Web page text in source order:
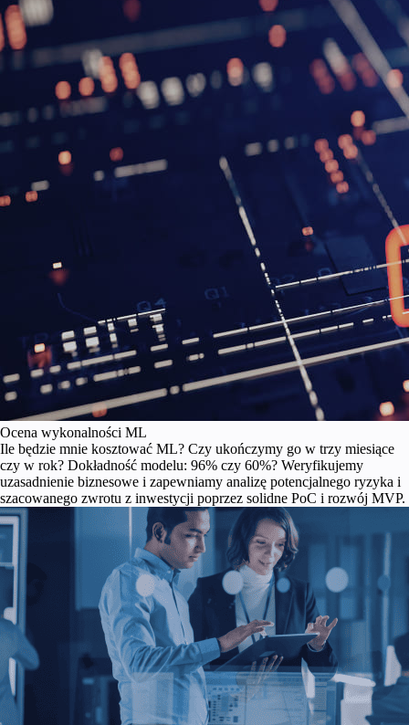
Ocena wykonalności ML
Ile będzie mnie kosztować ML? Czy ukończymy go w trzy miesiące
czy w rok? Dokładność modelu: 96% czy 60%? Weryfikujemy
uzasadnienie biznesowe i zapewniamy analizę potencjalnego ryzyka i
szacowanego zwrotu z inwestycji poprzez solidne PoC i rozwój MVP.